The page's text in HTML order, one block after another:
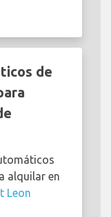
de
alquilar en
Leon